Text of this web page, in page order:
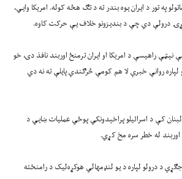
په تور د ايران يوه بندر ته د تګ هڅه کوله. امريکا وايي،
درولې دي چې د بنديزونو خلاف يې حرکت کاوه.
راهيسې د امريکا او ايران ترمنځ اوربند نافذ دی، خو
روانې خبرې لا هم کومې څرګندې پايلې ته نه دي
کې د اسرائيلو پراخېدونکي پوځي عمليات ښايي د
اوربند له خطر سره مخ کړي.
جګړې د درولو لپاره د يو لنډمهالي هوکړه‌ليک د رامنځته